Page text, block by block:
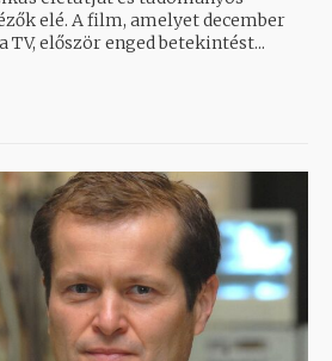
december
TV, először enged betekintést...